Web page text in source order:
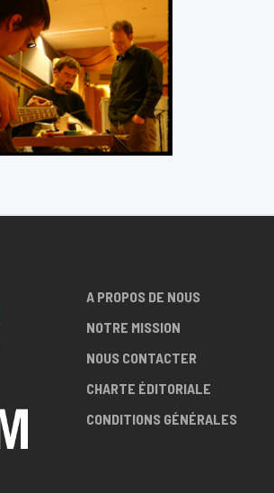
A PROPOS DE NOUS
NOTRE MISSION
NOUS CONTACTER
CHARTE ÉDITORIALE
CONDITIONS GÉNÉRALES